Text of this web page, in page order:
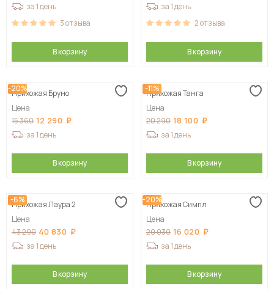
за 1 день
3отзыва
В корзину
за 1 день
2отзыва
В корзину
-20%
Прихожая Бруно
Цена
15 360 12 290
за 1 день
В корзину
-11%
Прихожая Танга
Цена
20 290 18 100
за 1 день
В корзину
-6%
Прихожая Лаура 2
Цена
43 290 40 830
за 1 день
В корзину
-20%
Прихожая Симпл
Цена
20 030 16 020
за 1 день
В корзину